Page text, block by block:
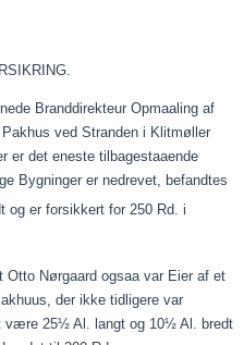
Branddirekteur Opmaaling af
ved Stranden i Klitmøller
er det enestetilbagestaaende
Bygninger er nedrevet,
befandtes
og erforsikkert for 250 Rd. i
Otto Nørgaard ogsaa var Eier af et
, der ikke tidligere var
være 25½ Al. langt og 10½ Al. bredt